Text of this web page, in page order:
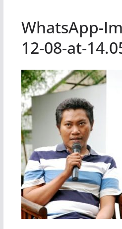
WhatsApp-
12-08-at-